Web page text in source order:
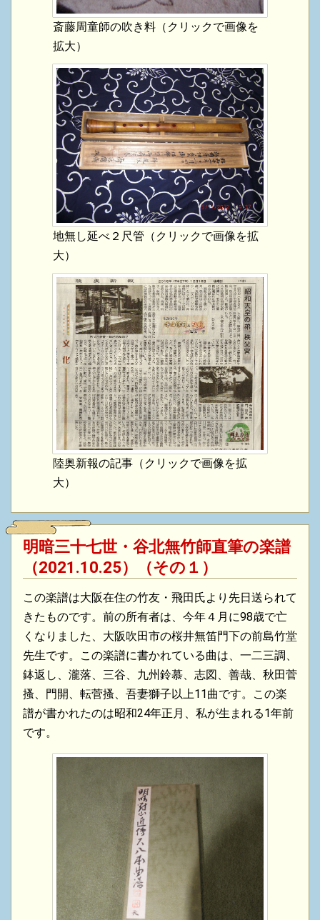
斎藤周童師の吹き料（クリックで画像を
拡大）
地無し延べ２尺管（クリックで画像を拡
大）
陸奥新報の記事（クリックで画像を拡
大）
明暗三十七世・谷北無竹師直筆の楽譜
（2021.10.25）（その１）
この楽譜は大阪在住の竹友・飛田氏より先日送られて
きたものです。前の所有者は、今年４月に98歳で亡
くなりました、大阪吹田市の桜井無笛門下の前島竹堂
先生です。この楽譜に書かれている曲は、一二三調、
鉢返し、瀧落、三谷、九州鈴慕、志図、善哉、秋田菅
搔、門開、転菅搔、吾妻獅子以上11曲です。この楽
譜が書かれたのは昭和24年正月、私が生まれる1年前
です。